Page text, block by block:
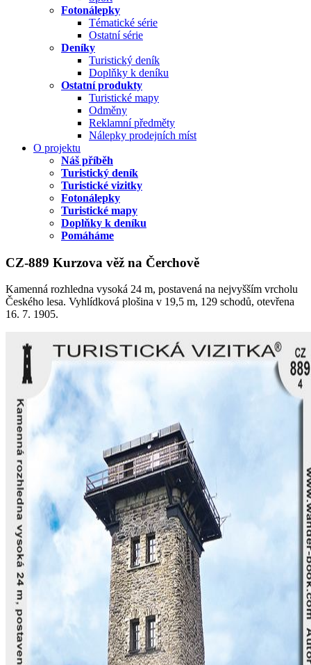
Fotonálepky
Tématické série
Ostatní série
Deníky
Turistický deník
Doplňky k deníku
Ostatní produkty
Turistické mapy
Odměny
Reklamní předměty
Nálepky prodejních míst
O projektu
Náš příběh
Turistický deník
Turistické vizitky
Fotonálepky
Turistické mapy
Doplňky k deníku
Pomáháme
CZ-889 Kurzova věž na Čerchově
Kamenná rozhledna vysoká 24 m, postavená na nejvyšším vrcholu
Českého lesa. Vyhlídková plošina v 19,5 m, 129 schodů, otevřena
16. 7. 1905.